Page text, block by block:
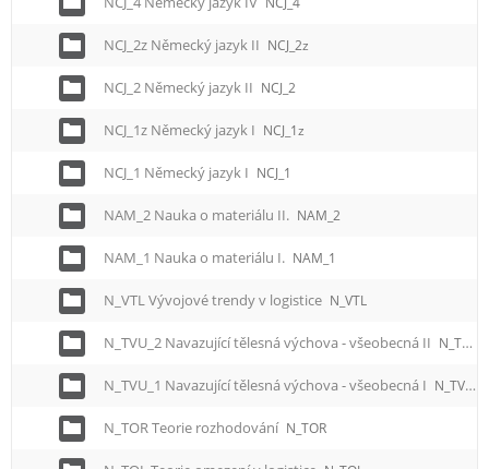
NCJ_2z Německý jazyk II NCJ_2z
NCJ_2 Německý jazyk II NCJ_2
NCJ_1z Německý jazyk I NCJ_1z
NCJ_1 Německý jazyk I NCJ_1
NAM_2 Nauka o materiálu II. NAM_2
NAM_1 Nauka o materiálu I. NAM_1
N_VTL Vývojové trendy v logistice N_VTL
N_TVU_2 Navazující tělesná výchova - všeobecná II N_TVU_2
N_TVU_1 Navazující tělesná výchova - všeobecná I N_TVU_1
N_TOR Teorie rozhodování N_TOR